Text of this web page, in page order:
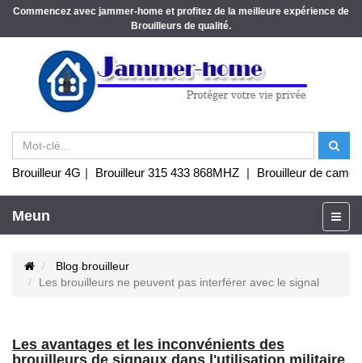
Commencez avec jammer-home et profitez de la meilleure expérience de
Brouilleurs de qualité.
Brouilleur 4G | Brouilleur 315 433 868MHZ | Brouilleur de
Meun
Blog brouilleur
Les brouilleurs ne peuvent pas interférer avec le signal
Les avantages et les inconvénients des
brouilleurs de signaux dans l'utilisation militaire